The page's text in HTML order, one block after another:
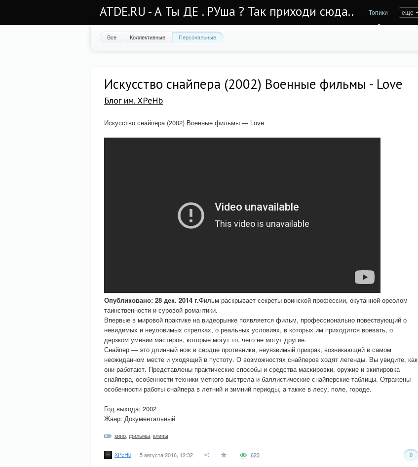
ATDE.RU - А Ты ДЕ . РУша ? Так приходи сюда.. Топики еще
Все Коллективные Персональные
Искусство снайпера (2002) Военные фильмы - Love
Блог им. XPeHb
Искусство снайпера (2002) Военные фильмы — Love
Опубликовано: 28 дек. 2014 г.Фильм раскрывает секреты воинской профессии, окутанной ореолом
таинственности и суровой романтики.
Впервые в мировой практике на видеорынке появляется фильм, профессионально повествующий о
невидимых и неуловимых стрелках, о реальных условиях, в которых им приходится воевать, о
дерзком умении мастеров, которые могут то, чего не могут другие.
Снайпер — это длинный нож в сердце противника, неуязвимый призрак, возникающий в самом
неожиданном месте и уходящий в пустоту. О возможностях снайперов ходят легенды. Вы увидите, как
они работают. Представлены практические способы и средства маскировки, оружие и экипировка
снайпера, особенности техники меткого выстрела и баллистические снайперские таблицы. Отражены
особенности работы снайпера в летний и зимний периоды, а также в лесу, поле, городе.
Год выхода: 2002
Жанр: Документальный
кино фильмы клипы
XPeHb 5 августа 2016, 12:32 0
623